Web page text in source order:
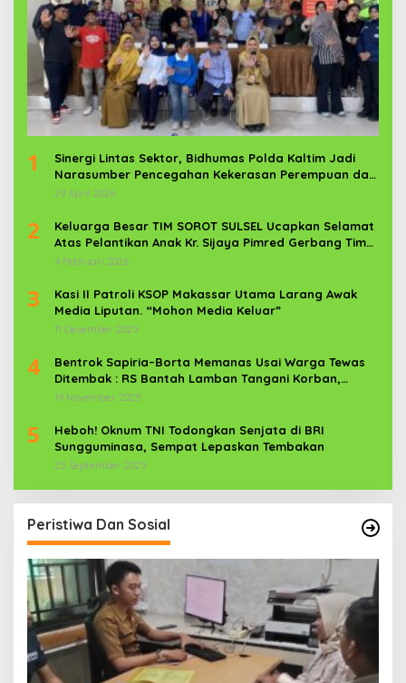
1
Sinergi Lintas Sektor, Bidhumas Polda Kaltim Jadi
Narasumber Pencegahan Kekerasan Perempuan dan
Anak
29 April 2026
2
Keluarga Besar TIM SOROT SULSEL Ucapkan Selamat
Atas Pelantikan Anak Kr. Sijaya Pimred Gerbang Timur
News Com Sebagai Prajurit TNI
4 Februari 2026
3
Kasi II Patroli KSOP Makassar Utama Larang Awak
Media Liputan. “Mohon Media Keluar”
11 Desember 2025
4
Bentrok Sapiria–Borta Memanas Usai Warga Tewas
Ditembak : RS Bantah Lamban Tangani Korban,
Aparat TNI-POLRI Dikerahkan
19 November 2025
5
Heboh! Oknum TNI Todongkan Senjata di BRI
Sungguminasa, Sempat Lepaskan Tembakan
25 September 2025
Peristiwa Dan Sosial